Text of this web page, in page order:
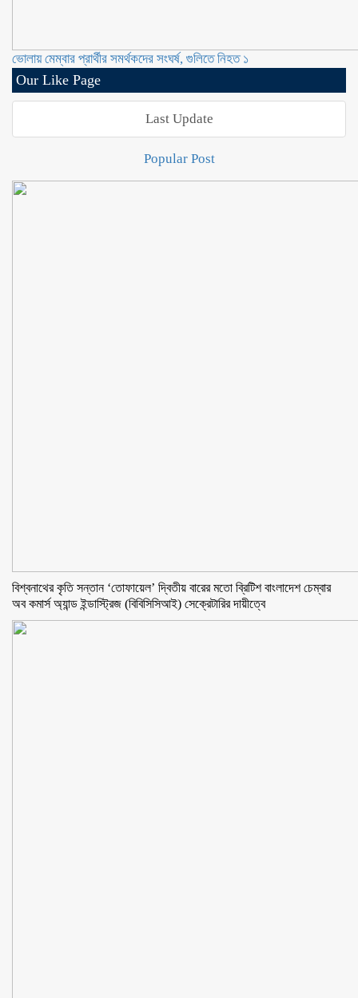
ভোলায় মেম্বার প্রার্থীর সমর্থকদের সংঘর্ষ, গুলিতে নিহত ১
Our Like Page
Last Update
Popular Post
বিশ্বনাথের কৃতি সন্তান ‘তোফায়েল’ দ্বিতীয় বারের মতো ব্রিটিশ বাংলাদেশ চেম্বার
অব কমার্স অ্যান্ড ইন্ডাস্ট্রিজ (বিবিসিসিআই) সেক্রেটারির দায়ীত্বে